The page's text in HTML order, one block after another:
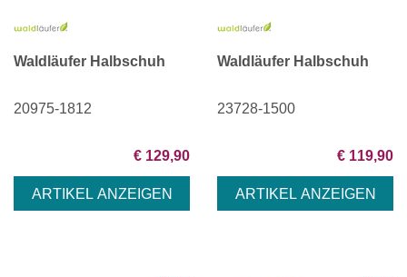
Waldläufer Halbschuh
20975-1812
€ 129,90
Waldläufer Halbschuh
23728-1500
€ 119,90